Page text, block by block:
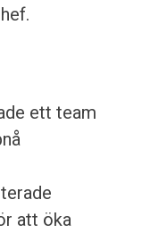
ett team
att öka